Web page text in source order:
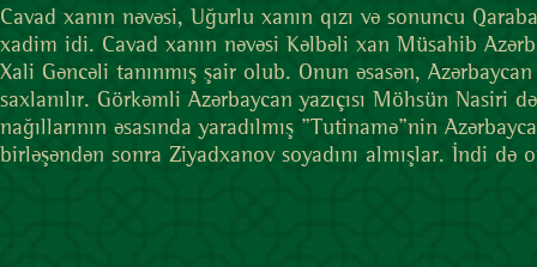
Cavad xanın nəvəsi, Uğurlu xanın qızı və sonuncu
xadim idi. Cavad xanın nəvəsi Kəlbəli xan Müsahib
Xali Gəncəli tanınmış şair olub. Onun əsasən,
saxlanılır. Görkəmli Azərbaycan yazıçısı Möhsün Nasiri
nağıllarının əsasında yaradılmış "Tutinamə"nin
birləşəndən sonra Ziyadxanov soyadını almışlar. İndi də